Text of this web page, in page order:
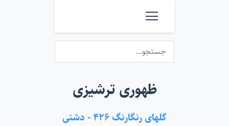
ظهوری ترشیزی
گلهای رنگارنگ ۴۲۶ - دشتی